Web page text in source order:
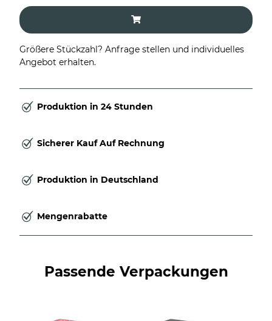
Größere Stückzahl? Anfrage stellen und individuelles
Angebot erhalten.
Produktion in 24 Stunden
Sicherer Kauf Auf Rechnung
Produktion in Deutschland
Mengenrabatte
Passende Verpackungen